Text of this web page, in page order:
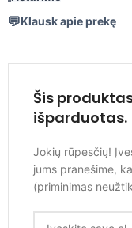
Klausk apie prekę
Šis
išparduotas.
Jokių rūpesčių!
jums pranešime,
(priminimas